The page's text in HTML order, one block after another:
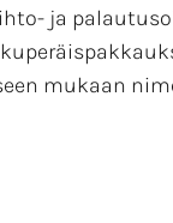
ja
mukaan